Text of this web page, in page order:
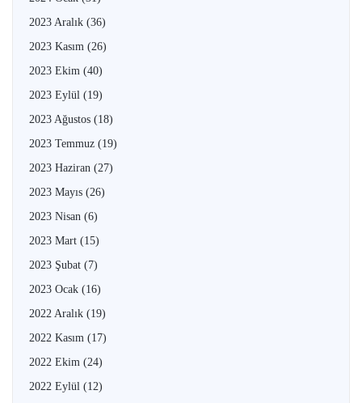
2023 Aralık (36)
2023 Kasım (26)
2023 Ekim (40)
2023 Eylül (19)
2023 Ağustos (18)
2023 Temmuz (19)
2023 Haziran (27)
2023 Mayıs (26)
2023 Nisan (6)
2023 Mart (15)
2023 Şubat (7)
2023 Ocak (16)
2022 Aralık (19)
2022 Kasım (17)
2022 Ekim (24)
2022 Eylül (12)